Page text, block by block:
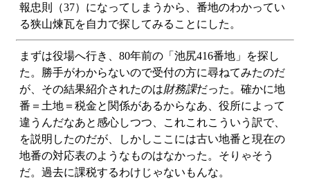
報忠則（37）になってしまうから、番地のわかってい
る狭山煉瓦を自力で探してみることにした。
まずは役場へ行き、80年前の「池尻416番地」を探し
た。勝手がわからないので受付の方に尋ねてみたのだ
が、その結果紹介されたのは財務課だった。確かに地
番＝土地＝税金と関係があるからなあ、役所によって
違うんだなあと感心しつつ、これこれこういう訳で、
を説明したのだが、しかしここには古い地番と現在の
地番の対応表のようなものはなかった。そりゃそう
だ。過去に課税するわけじゃないもんな。